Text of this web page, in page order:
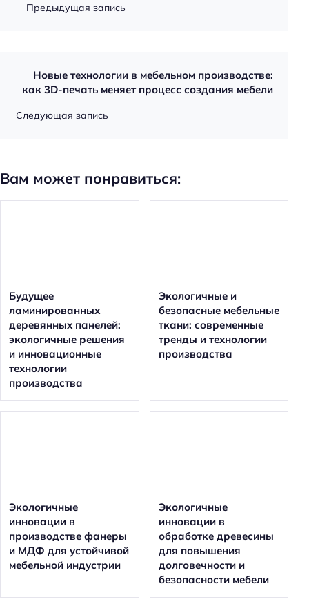
Предыдущая запись
Новые технологии в мебельном производстве:
как 3D-печать меняет процесс создания мебели
Следующая запись
Вам может понравиться:
Будущее
ламинированных
деревянных панелей:
экологичные решения
и инновационные
технологии
производства
Экологичные и
безопасные мебельные
ткани: современные
тренды и технологии
производства
Экологичные
инновации в
производстве фанеры
и МДФ для устойчивой
мебельной индустрии
Экологичные
инновации в
обработке древесины
для повышения
долговечности и
безопасности мебели